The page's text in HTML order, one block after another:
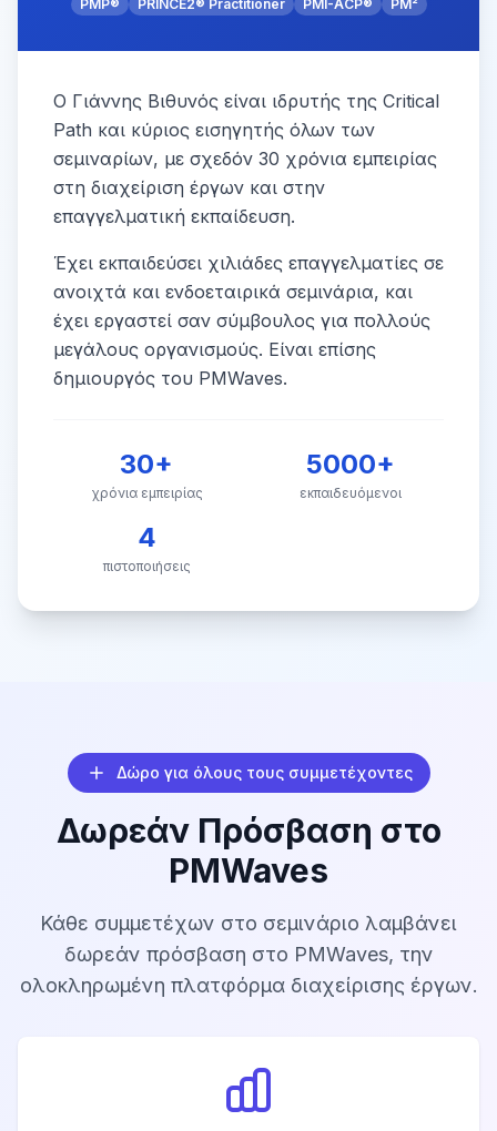
PMP® PRINCE2® Practitioner PMI-ACP® PM²
Ο Γιάννης Βιθυνός είναι ιδρυτής της Critical
Path και κύριος εισηγητής όλων των
σεμιναρίων, με σχεδόν 30 χρόνια εμπειρίας
στη διαχείριση έργων και στην
επαγγελματική εκπαίδευση.
Έχει εκπαιδεύσει χιλιάδες επαγγελματίες σε
ανοιχτά και ενδοεταιρικά σεμινάρια, και
έχει εργαστεί σαν σύμβουλος για πολλούς
μεγάλους οργανισμούς. Είναι επίσης
δημιουργός του PMWaves.
30+
χρόνια εμπειρίας
5000+
εκπαιδευόμενοι
4
πιστοποιήσεις
Δώρο για όλους τους συμμετέχοντες
Δωρεάν Πρόσβαση στο
PMWaves
Κάθε συμμετέχων στο σεμινάριο λαμβάνει
δωρεάν πρόσβαση στο PMWaves, την
ολοκληρωμένη πλατφόρμα διαχείρισης έργων.